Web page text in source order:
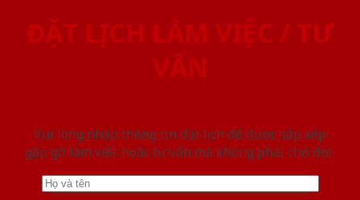
ĐẶT LỊCH LÀM VIỆC / TƯ
VẤN
Vui lòng nhập thông tin đặt lịch để được sắp xếp
gặp gỡ làm việc hoăc tư vấn mà không phải chờ đợi.